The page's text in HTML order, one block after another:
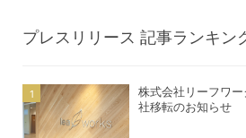
プレスリリース 記事ランキン
株式会社リーフワ
社移転のお知らせ